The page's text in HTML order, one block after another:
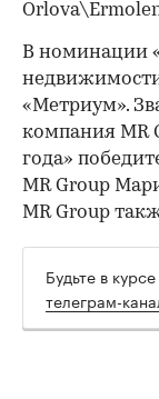
В номинации
«Метриум».
компания MR
года»
MR Group
MR Group
Будьте в
телеграм-